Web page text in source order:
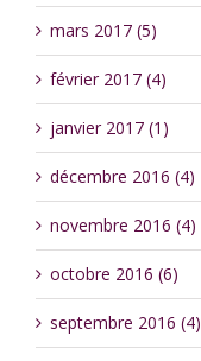
mars 2017 (5)
février 2017 (4)
janvier 2017 (1)
décembre 2016 (4)
novembre 2016 (4)
octobre 2016 (6)
septembre 2016 (4)